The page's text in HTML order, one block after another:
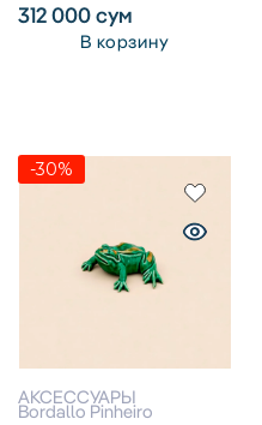
312 000сум
В корзину
-30%
АКСЕССУАРЫ
Bordallo Pinheiro